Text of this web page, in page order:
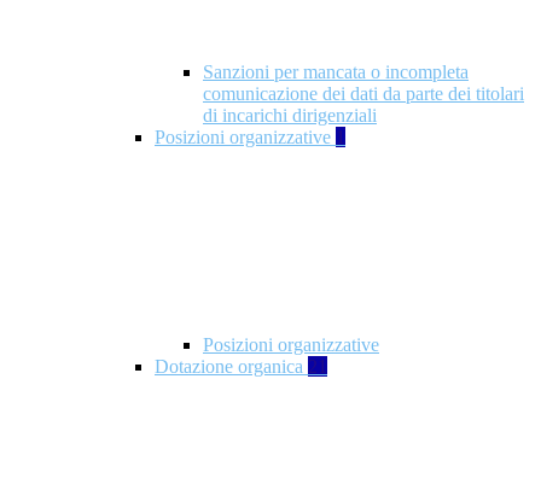
Sanzioni per mancata o incompleta
comunicazione dei dati da parte dei titolari
di incarichi dirigenziali
Posizioni organizzative 1
Posizioni organizzative
Dotazione organica 21